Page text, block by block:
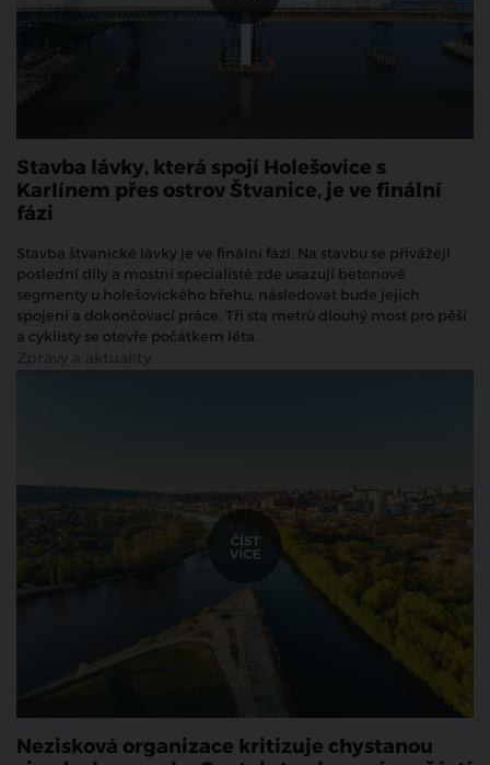
Stavba lávky, která spojí Holešovice s
Karlínem přes ostrov Štvanice, je ve finální
fázi
Stavba štvanické lávky je ve finální fázi. Na stavbu se přivážejí
poslední díly a mostní specialisté zde usazují betonové
segmenty u holešovického břehu, následovat bude jejich
spojení a dokončovací práce. Tři sta metrů dlouhý most pro pěší
a cyklisty se otevře počátkem léta.
Nezisková organizace kritizuje chystanou